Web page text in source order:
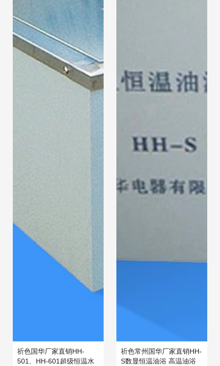
祈色国华厂家直销HH-
501、HH-601超级恒温水
祈色常州国华厂家直销HH-
S数显恒温油浴 高温油浴